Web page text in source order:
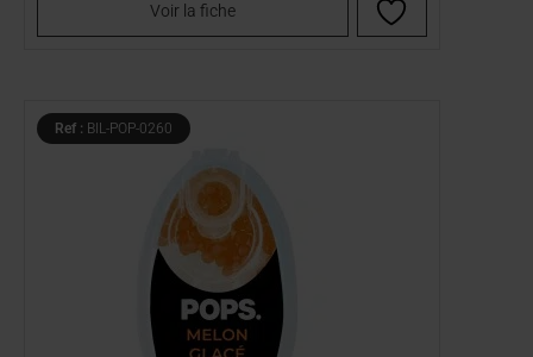
Voir la fiche
Ref : BIL-POP-0260